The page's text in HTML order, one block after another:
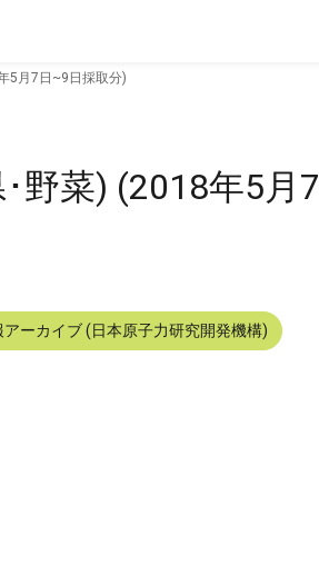
5月7日~9日採取分)
野菜) (2018年5月7
ーカイブ (日本原子力研究開発機構)